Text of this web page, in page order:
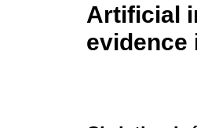
Artificial
evidence